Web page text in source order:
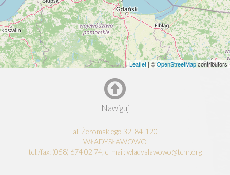
Leaflet | ©OpenStreetMapcontributors
Nawiguj
al. Żeromskiego 32, 84-120
WŁADYSŁAWOWO
tel./fax: (058) 674 02 74, e-mail: wladyslawowo@tchr.org